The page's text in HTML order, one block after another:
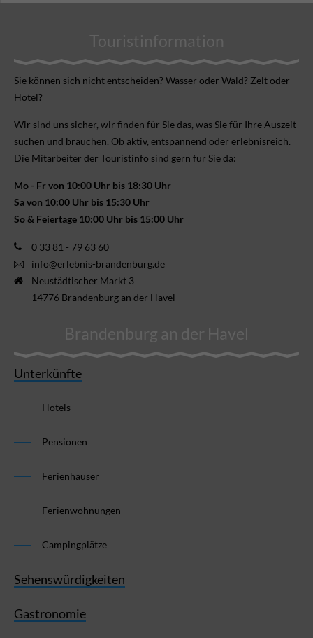
Touristinformation
Sie können sich nicht ent­scheiden? Wasser oder Wald? Zelt oder
Hotel?
Wir sind uns sicher, wir finden für Sie das, was Sie für Ihre Aus­zeit
suchen und brauchen. Ob aktiv, ent­spannend oder erlebnis­reich.
Die Mitarbeiter der Touristinfo sind gern für Sie da:
Mo - Fr von 10:00 Uhr bis 18:30 Uhr
Sa von 10:00 Uhr bis 15:30 Uhr
So & Feiertage 10:00 Uhr bis 15:00 Uhr
0 33 81 - 79 63 60
info@erlebnis-brandenburg.de
Neustädtischer Markt 3
14776 Brandenburg an der Havel
Brandenburg an der Havel
Unterkünfte
Hotels
Pensionen
Ferienhäuser
Ferienwohnungen
Campingplätze
Sehenswürdigkeiten
Gastronomie